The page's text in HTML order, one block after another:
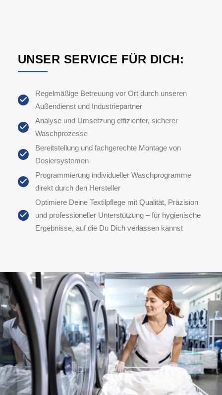
UNSER SERVICE FÜR DICH:
Regelmäßige Betreuung vor Ort durch unseren
Außendienst und Industriepartner
Analyse und Umsetzung effizienter, sicherer
Waschprozesse
Bereitstellung und fachgerechte Montage von
Dosiersystemen
Programmierung individueller Waschprogramme
direkt durch den Hersteller
Optimiere Deine Textilpflege mit Qualität, Präzision
und professioneller Unterstützung – für hygienische
Ergebnisse, auf die Du Dich verlassen kannst